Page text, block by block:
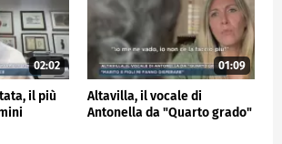
02:02
il più
01:09
Altavilla, il vocale di
Antonella da "Quarto grado"